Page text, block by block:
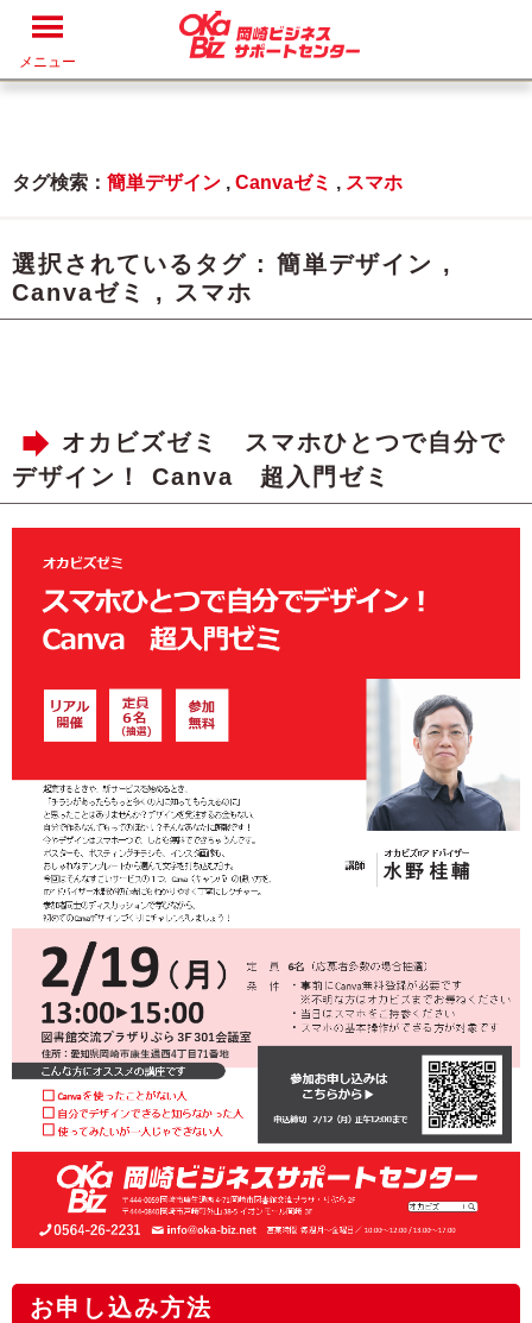
メニュー
タグ検索： 簡単デザイン , Canvaゼミ , スマホ
選択されているタグ : 簡単デザイン ,
Canvaゼミ
, スマホ
オカビズゼミ スマホひとつで自分で
デザイン！ Canva 超入門ゼミ
お申し込み方法